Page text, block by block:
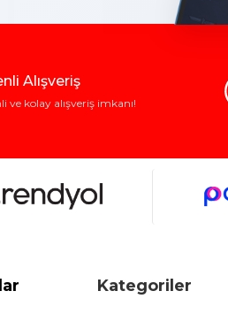
Alışveriş
ve kolay alışveriş imkanı!
Kategoriler